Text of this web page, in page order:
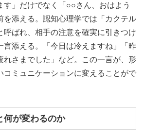
す」だけでなく「○○さん、おはよう
を添える。認知心理学では「カクテル
呼ばれ、相手の注意を確実に引きつけ
言添える。「今日は冷えますね」「昨
れさまでした」など。この一言が、形
コミュニケーションに変えることがで
何が変わるのか